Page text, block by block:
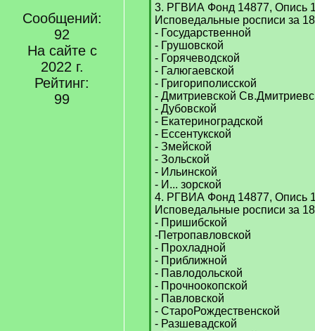
Сообщений:
92
На сайте с
2022 г.
Рейтинг:
99
[
q
]
3. РГВИА Фонд 14877, Опись
Исповедальные росписи за
- Государственной
- Грушовской
- Горячеводской
- Галюгаевской
- Григориполисской
- Дмитриевской
- Дубовской
- Екатериноградской
- Ессентукской
- Змейской
- Зольской
- Ильинской
- И... зорской
4. РГВИА Фонд 14877, Опись
Исповедальные росписи за
- Пришибской
-Петропавловской
- Прохладной
- Приближной
- Павлодольской
- Прочноокопской
- Павловской
- СтароРождественской
- Разшевадской